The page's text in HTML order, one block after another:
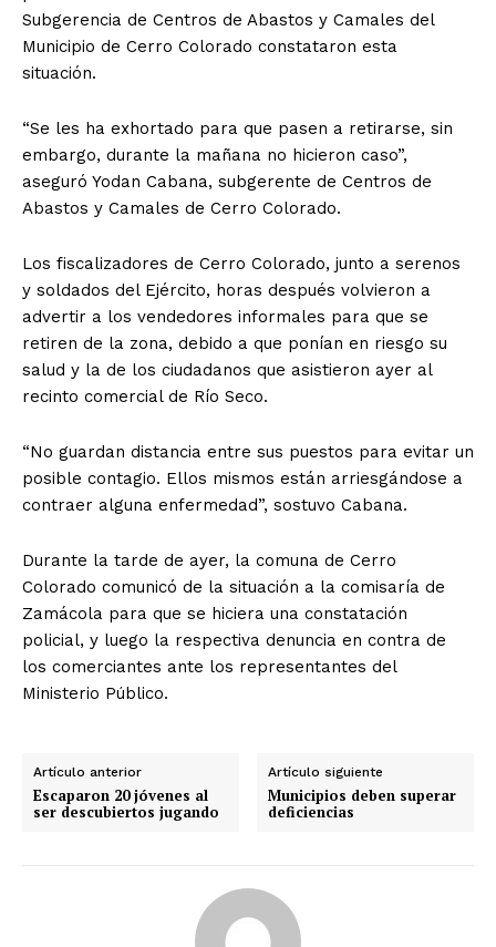
Subgerencia de Centros de Abastos y Camales del
Municipio de Cerro Colorado constataron esta
situación.
“Se les ha exhortado para que pasen a retirarse, sin
embargo, durante la mañana no hicieron caso”,
aseguró Yodan Cabana, subgerente de Centros de
Abastos y Camales de Cerro Colorado.
Los fiscalizadores de Cerro Colorado, junto a serenos
y soldados del Ejército, horas después volvieron a
advertir a los vendedores informales para que se
retiren de la zona, debido a que ponían en riesgo su
salud y la de los ciudadanos que asistieron ayer al
recinto comercial de Río Seco.
“No guardan distancia entre sus puestos para evitar un
posible contagio. Ellos mismos están arriesgándose a
contraer alguna enfermedad”, sostuvo Cabana.
Durante la tarde de ayer, la comuna de Cerro
Colorado comunicó de la situación a la comisaría de
Zamácola para que se hiciera una constatación
policial, y luego la respectiva denuncia en contra de
los comerciantes ante los representantes del
Ministerio Público.
Artículo anterior
Escaparon 20 jóvenes al
ser descubiertos jugando
Artículo siguiente
Municipios deben superar
deficiencias